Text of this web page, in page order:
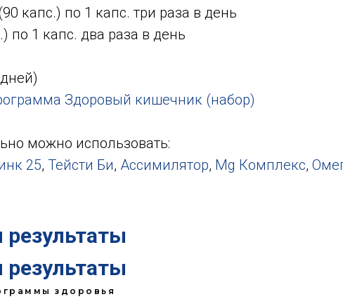
капс.) по 1 капс. три раза в день
по 1 капс. два раза в день
Здоровый кишечник (набор)
можно использовать:
25, Тейсти Би, Ассимилятор, Mg Комплекс,
здоровья